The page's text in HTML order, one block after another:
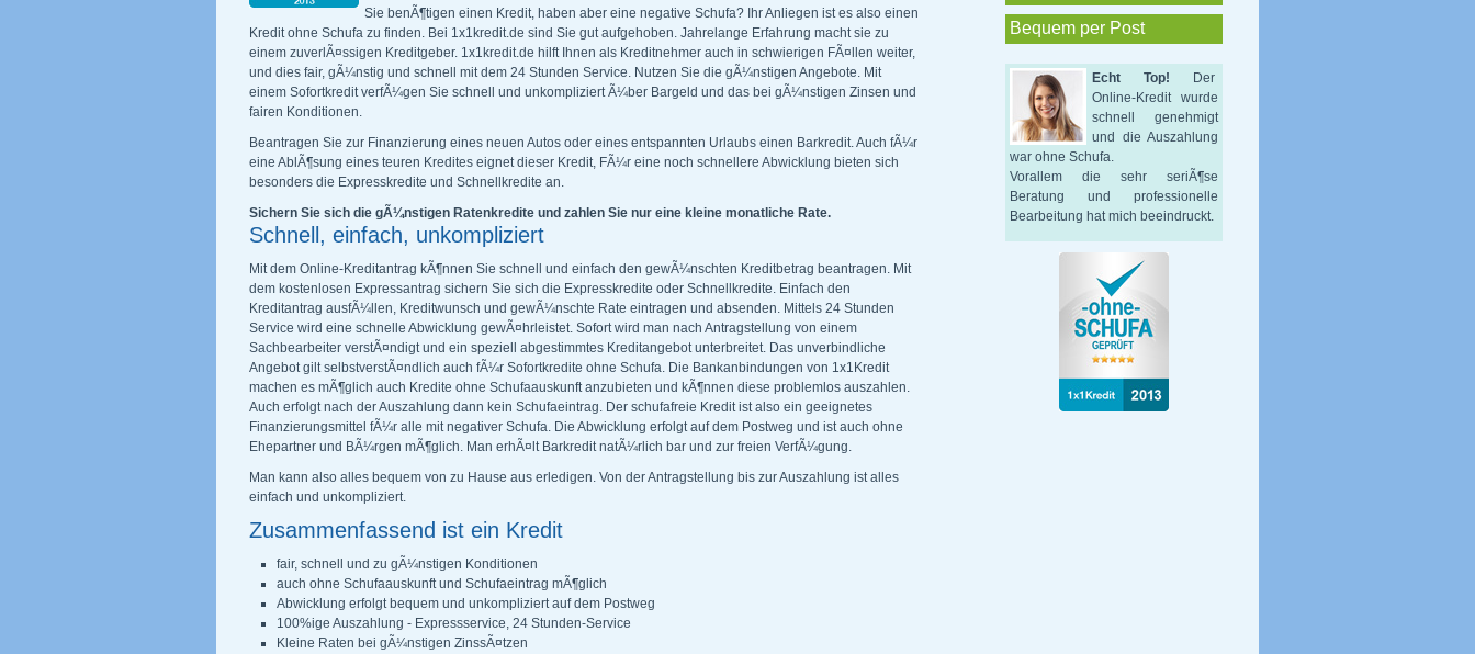
Sie benÃ¶tigen einen Kredit, haben aber eine negative Schufa? Ihr Anliegen ist es also einen
Kredit ohne Schufa zu finden. Bei 1x1kredit.de sind Sie gut aufgehoben. Jahrelange Erfahrung macht sie zu
einem zuverlÃ¤ssigen Kreditgeber. 1x1kredit.de hilft Ihnen als Kreditnehmer auch in schwierigen FÃ¤llen weiter,
und dies fair, gÃ¼nstig und schnell mit dem 24 Stunden Service. Nutzen Sie die gÃ¼nstigen Angebote. Mit
einem Sofortkredit verfÃ¼gen Sie schnell und unkompliziert Ã¼ber Bargeld und das bei gÃ¼nstigen Zinsen und
fairen Konditionen.
Beantragen Sie zur Finanzierung eines neuen Autos oder eines entspannten Urlaubs einen Barkredit. Auch fÃ¼r
eine AblÃ¶sung eines teuren Kredites eignet dieser Kredit, FÃ¼r eine noch schnellere Abwicklung bieten sich
besonders die Expresskredite und Schnellkredite an.
Sichern Sie sich die gÃ¼nstigen Ratenkredite und zahlen Sie nur eine kleine monatliche Rate.
Schnell, einfach, unkompliziert
Mit dem Online-Kreditantrag kÃ¶nnen Sie schnell und einfach den gewÃ¼nschten Kreditbetrag beantragen. Mit
dem kostenlosen Expressantrag sichern Sie sich die Expresskredite oder Schnellkredite. Einfach den
Kreditantrag ausfÃ¼llen, Kreditwunsch und gewÃ¼nschte Rate eintragen und absenden. Mittels 24 Stunden
Service wird eine schnelle Abwicklung gewÃ¤hrleistet. Sofort wird man nach Antragstellung von einem
Sachbearbeiter verstÃ¤ndigt und ein speziell abgestimmtes Kreditangebot unterbreitet. Das unverbindliche
Angebot gilt selbstverstÃ¤ndlich auch fÃ¼r Sofortkredite ohne Schufa. Die Bankanbindungen von 1x1Kredit
machen es mÃ¶glich auch Kredite ohne Schufaauskunft anzubieten und kÃ¶nnen diese problemlos auszahlen.
Auch erfolgt nach der Auszahlung dann kein Schufaeintrag. Der schufafreie Kredit ist also ein geeignetes
Finanzierungsmittel fÃ¼r alle mit negativer Schufa. Die Abwicklung erfolgt auf dem Postweg und ist auch ohne
Ehepartner und BÃ¼rgen mÃ¶glich. Man erhÃ¤lt Barkredit natÃ¼rlich bar und zur freien VerfÃ¼gung.
Man kann also alles bequem von zu Hause aus erledigen. Von der Antragstellung bis zur Auszahlung ist alles
einfach und unkompliziert.
Zusammenfassend ist ein Kredit
fair, schnell und zu gÃ¼nstigen Konditionen
auch ohne Schufaauskunft und Schufaeintrag mÃ¶glich
Abwicklung erfolgt bequem und unkompliziert auf dem Postweg
100%ige Auszahlung - Expressservice, 24 Stunden-Service
Kleine Raten bei gÃ¼nstigen ZinssÃ¤tzen
Bequem per Post
Echt Top! Der
Online-Kredit wurde
schnell genehmigt
und die Auszahlung
war ohne Schufa.
Vorallem die sehr seriÃ¶se
Beratung und professionelle
Bearbeitung hat mich beeindruckt.